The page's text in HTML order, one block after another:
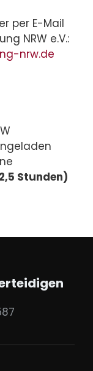
per E-Mail
NRW e.V.:
nrw.de
Stunden)